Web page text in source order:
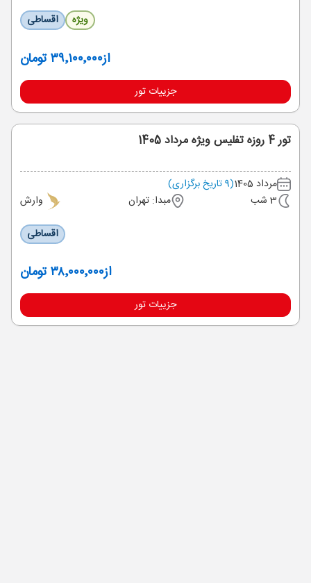
ویژه
اقساطی
از۳۹٬۱۰۰٬۰۰۰ تومان
جزییات تور
تور 4 روزه تفلیس ویژه مرداد 1405
مرداد 1405
(9 تاریخ برگزاری)
3 شب
مبدا: تهران
وارش
اقساطی
از۳۸٬۰۰۰٬۰۰۰ تومان
جزییات تور